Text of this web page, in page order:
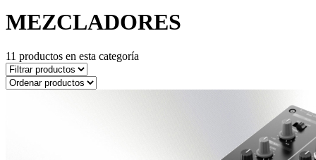
MEZCLADORES
11 productos en esta categoría